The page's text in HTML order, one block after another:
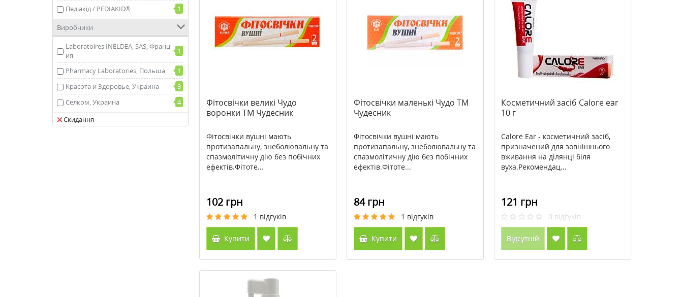
Педіакід / PEDIAKID®
1
Виробники
Laboratoires INELDEA, SAS, Франц
ия
1
Pharmacy Laboratories, Польша
1
Красота и Здоровье, Украина
3
Селком, Украина
4
Скидання
Фітосвічки великі Чудо
воронки ТМ Чудесник
Фітосвічки вушні мають
протизапальну, знеболювальну та
спазмолітичну дію без побічних
ефектів.Фітоте...
102 грн
1 відгуків
Купити
Фітосвічки маленькі Чудо ТМ
Чудесник
Фітосвічки вушні мають
протизапальну, знеболювальну та
спазмолітичну дію без побічних
ефектів.Фітоте...
84 грн
1 відгуків
Купити
Косметичний засіб Calore ear
10 г
Calore Ear - косметичний засіб,
призначений для зовнішнього
вживання на ділянці біля
вуха.Рекомендац...
121 грн
0 відгуків
Відсутній